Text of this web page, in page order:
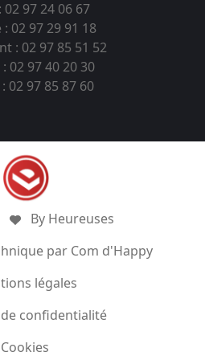
02 97 24 06 67
: 02 97 29 91 18
: 02 97 85 51 52
02 97 40 20 30
02 97 85 87 60
By Heureuses
par Com d'Happy
légales
confidentialité
Cookies